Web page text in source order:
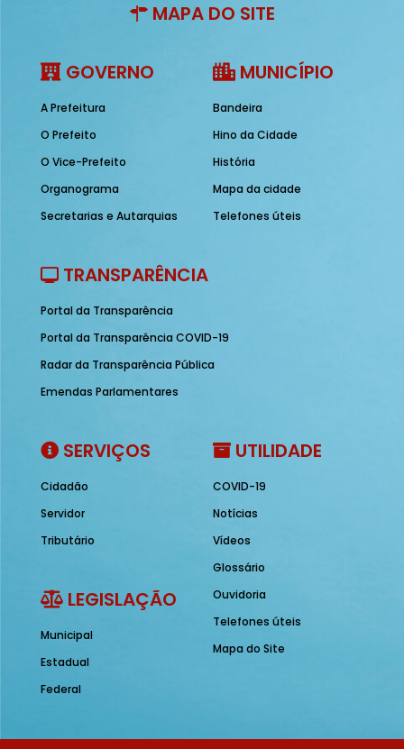
MAPA DO SITE
GOVERNO
A Prefeitura
O Prefeito
O Vice-Prefeito
Organograma
Secretarias e Autarquias
MUNICÍPIO
Bandeira
Hino da Cidade
História
Mapa da cidade
Telefones úteis
TRANSPARÊNCIA
Portal da Transparência
Portal da Transparência COVID-19
Radar da Transparência Pública
Emendas Parlamentares
SERVIÇOS
Cidadão
Servidor
Tributário
LEGISLAÇÃO
Municipal
Estadual
Federal
UTILIDADE
COVID-19
Notícias
Vídeos
Glossário
Ouvidoria
Telefones úteis
Mapa do Site